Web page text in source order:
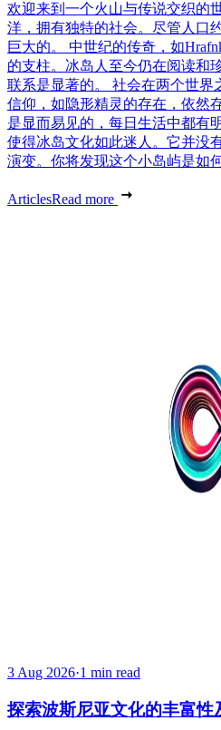
欢迎来到一个火山与传说交织的
洋，拥有独特的社会。尽管人口
巨大的。 中世纪的传奇，如
的支柱。冰岛人至今仍在阅读和
联系是显著的。 社会在两个世界
信仰，如隐形精灵的存在，依然
是显而易见的，每日生活中都有
使得冰岛文化如此迷人。它并没
演变。你将发现这个小岛屿是如
ArticlesRead more
3 Aug 2026·1 min read
探索波斯尼亚文化的丰富性